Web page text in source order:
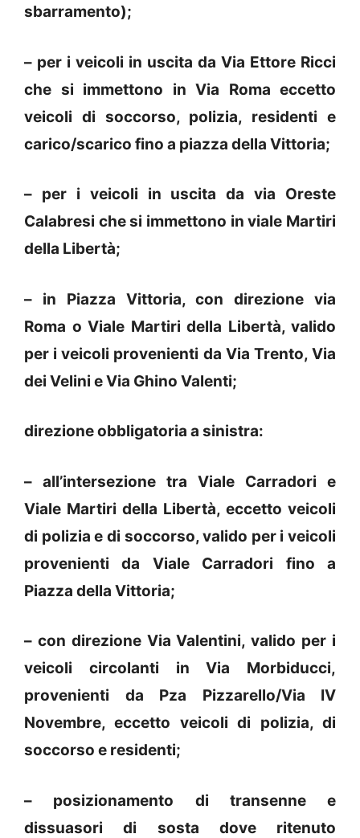
sbarramento);
– per i veicoli in uscita da Via Ettore Ricci
che si immettono in Via Roma eccetto
veicoli di soccorso, polizia, residenti e
carico/scarico fino a piazza della Vittoria;
– per i veicoli in uscita da via Oreste
Calabresi che si immettono in viale Martiri
della Libertà;
– in Piazza Vittoria, con direzione via
Roma o Viale Martiri della Libertà, valido
per i veicoli provenienti da Via Trento, Via
dei Velini e Via Ghino Valenti;
direzione obbligatoria a sinistra:
– all’intersezione tra Viale Carradori e
Viale Martiri della Libertà, eccetto veicoli
di polizia e di soccorso, valido per i veicoli
provenienti da Viale Carradori fino a
Piazza della Vittoria;
– con direzione Via Valentini, valido per i
veicoli circolanti in Via Morbiducci,
provenienti da Pza Pizzarello/Via IV
Novembre, eccetto veicoli di polizia, di
soccorso e residenti;
– posizionamento di transenne e
dissuasori di sosta dove ritenuto